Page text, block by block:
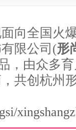
全国火
限公司(形
，由众多
共创杭州